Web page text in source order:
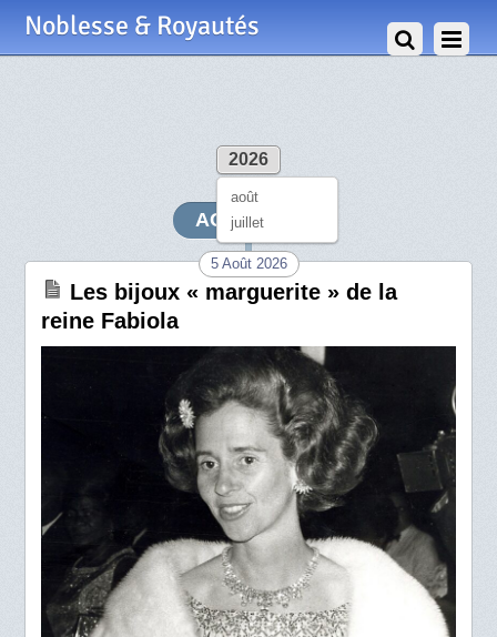
Noblesse & Royautés
2026
août
juillet
AOÛT 2026
5 Août 2026
Les bijoux « marguerite » de la
reine Fabiola